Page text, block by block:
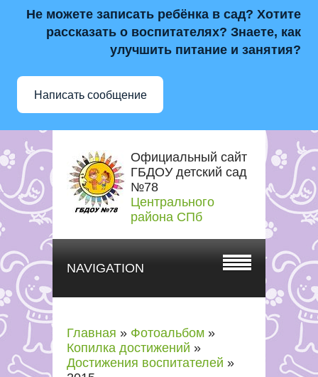
Не можете записать ребёнка в сад? Хотите
рассказать о воспитателях? Знаете, как
улучшить питание и занятия?
Написать сообщение
Официальный сайт
ГБДОУ детский сад
№78
Центрального
района СПб
NAVIGATION
Главная » Фотоальбом »
Копилка достижений »
Достижения воспитателей »